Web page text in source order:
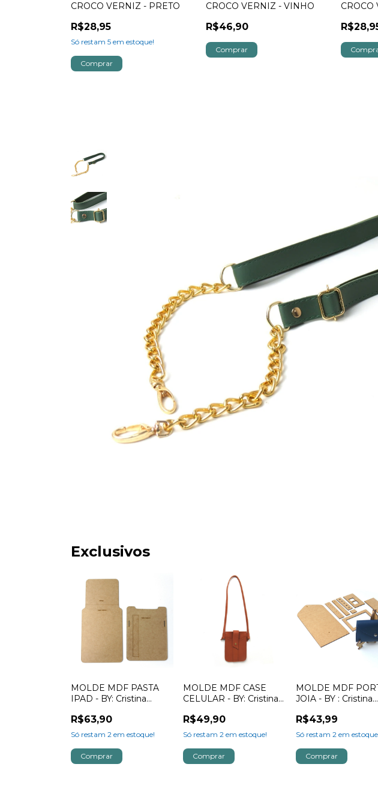
CROCO VERNIZ - PRETO
R$28,95
Só restam 5em estoque!
CROCO VERNIZ - VINHO
R$46,90
CROCO
Exclusivos
MOLDE MDF PASTA
IPAD - BY: Cristina
R$63,90
Só restam 2 em estoque!
MOLDE MDF CASE
CELULAR - BY: Cristina
R$49,90
Só restam2 em estoque!
MOLDE MDF
JOIA - BY : Cristina
R$43,99
Só restam 2 em